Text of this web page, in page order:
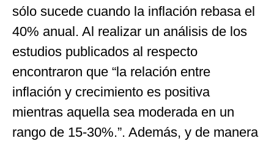
sólo sucede cuando la inflación rebasa el
40% anual. Al realizar un análisis de los
estudios publicados al respecto
encontraron que “la relación entre
inflación y crecimiento es positiva
mientras aquella sea moderada en un
rango de 15-30%.”. Además, y de manera